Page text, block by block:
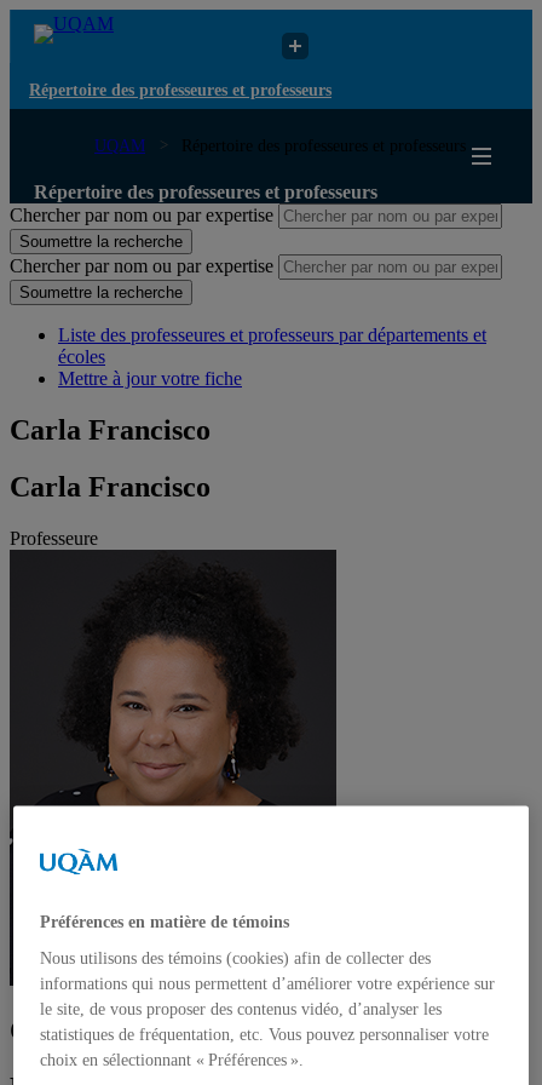
Répertoire des professeures et professeurs
UQAM Répertoire des professeures et professeurs
Répertoire des professeures et professeurs
Chercher par nom ou par expertise
Soumettre la recherche
Chercher par nom ou par expertise
Soumettre la recherche
Liste des professeures et professeurs par départements et
écoles
Mettre à jour votre fiche
Carla Francisco
Carla Francisco
Professeure
Carla Francisco
Préférences en matière de témoins
Nous utilisons des témoins (cookies) afin de collecter des
informations qui nous permettent d’améliorer votre expérience sur
le site, de vous proposer des contenus vidéo, d’analyser les
statistiques de fréquentation, etc. Vous pouvez personnaliser votre
choix en sélectionnant « Préférences ».